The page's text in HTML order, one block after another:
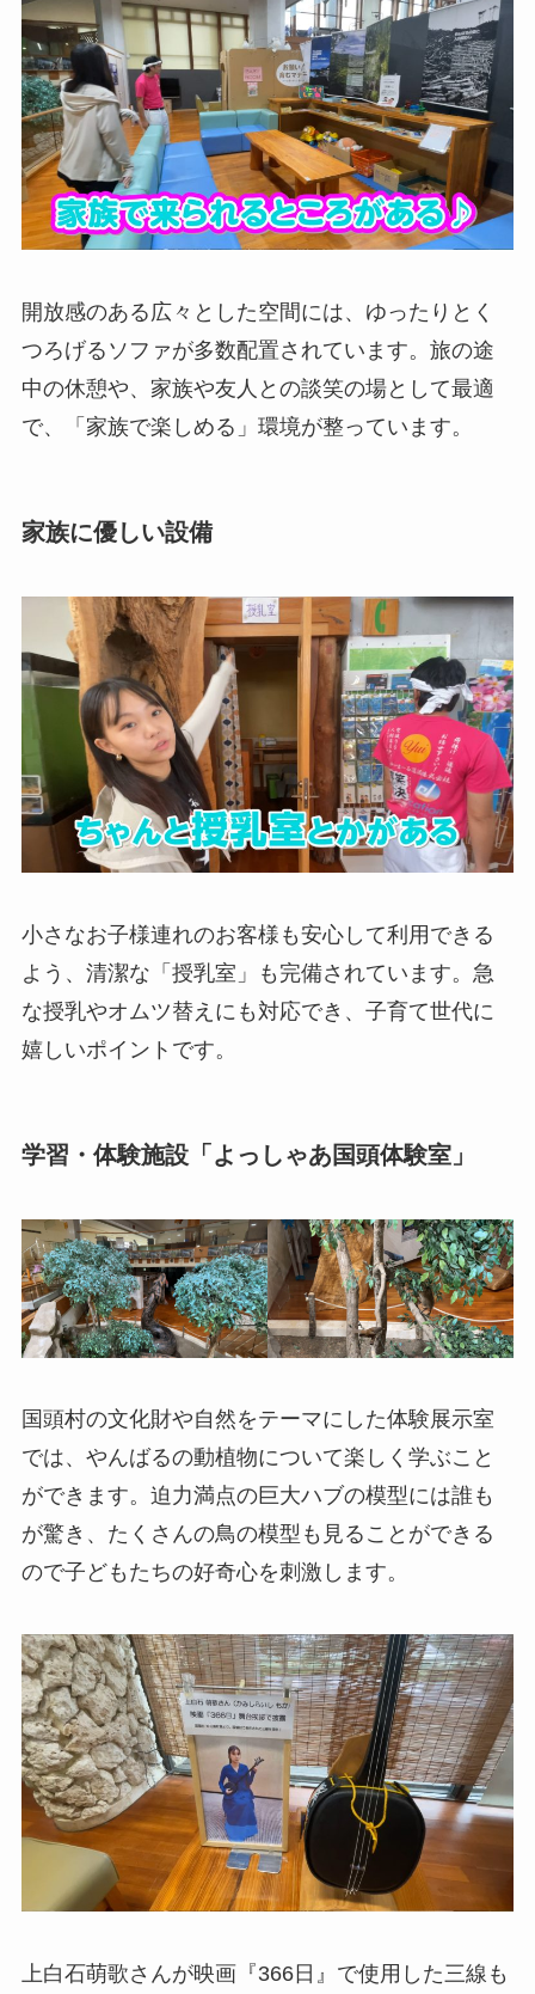
開放感のある広々とした空間には、ゆったりとく
つろげるソファが多数配置されています。旅の途
中の休憩や、家族や友人との談笑の場として最適
で、「家族で楽しめる」環境が整っています。
家族に優しい設備
小さなお子様連れのお客様も安心して利用できる
よう、清潔な「授乳室」も完備されています。急
な授乳やオムツ替えにも対応でき、子育て世代に
嬉しいポイントです。
学習・体験施設「よっしゃあ国頭体験室」
国頭村の文化財や自然をテーマにした体験展示室
では、やんばるの動植物について楽しく学ぶこと
ができます。迫力満点の巨大ハブの模型には誰も
が驚き、たくさんの鳥の模型も見ることができる
ので子どもたちの好奇心を刺激します。
上白石萌歌さんが映画『366日』で使用した三線も